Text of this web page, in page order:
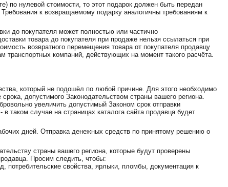
по нулевой стоимости, то этот подарок должен быть передан
к возвращаемому подарку аналогичны требованиям к
до покупателя может полностью или частично
товара до покупателя при продаже нельзя ссылаться при
возвратного перемещения товара от покупателя продавцу
компаний, действующих на момент такого расчёта.
который не подошёл по любой причине. Для этого необходимо
допустимого Законодательством страны вашего региона.
увеличить допустимый Законом срок отправки
случае на страницах каталога сайта продавца будет
дней. Отправка денежных средств по принятому решению о
страны вашего региона, которые будут проверены
Просим следить, чтобы:
потребительские свойства, ярлыки, пломбы, документация к